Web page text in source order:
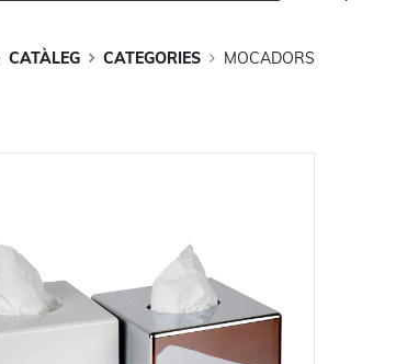
CATÀLEG CATEGORIES MOCADORS